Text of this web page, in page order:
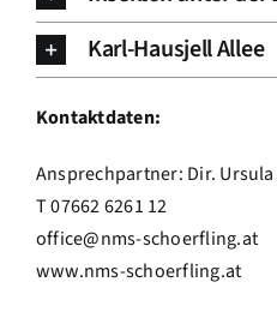
Karl-Hausjell Allee
Kontaktdaten:
Ansprechpartner: Dir.
T 07662 6261 12
office@nms-schoerfling.at
www.nms-schoerfling.at